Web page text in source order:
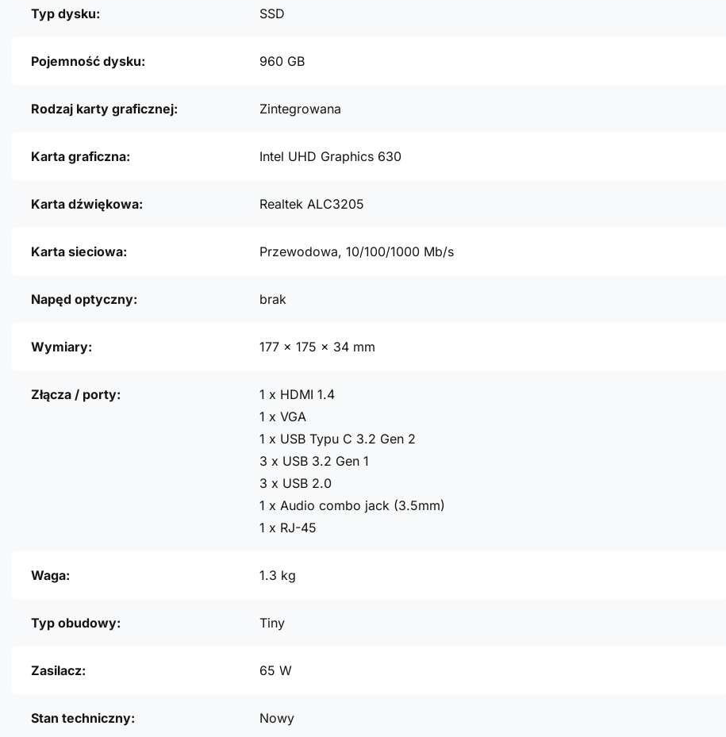
Typ dysku: SSD
Pojemność dysku: 960 GB
Rodzaj karty graficznej: Zintegrowana
Karta graficzna: Intel UHD Graphics 630
Karta dźwiękowa: Realtek ALC3205
Karta sieciowa: Przewodowa, 10/100/1000 Mb/s
Napęd optyczny: brak
Wymiary: 177 x 175 x 34 mm
Złącza / porty:
1 x HDMI 1.4
1 x VGA
1 x USB Typu C 3.2 Gen 2
3 x USB 3.2 Gen 1
3 x USB 2.0
1 x Audio combo jack (3.5mm)
1 x RJ-45
Waga: 1.3 kg
Typ obudowy: Tiny
Zasilacz: 65 W
Stan techniczny: Nowy